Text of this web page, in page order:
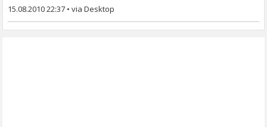
15.08.2010 22:37 •